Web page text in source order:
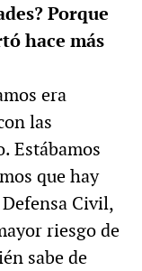
Porque
hace más
era
las
Estábamos
que hay
Civil,
riesgo de
sabe de